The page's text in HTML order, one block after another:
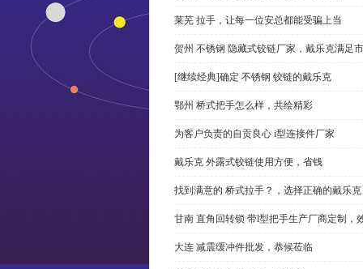
莱芜 拉手，让每一位安总都能受骗上当
贺州 不锈钢 隐藏式铰链厂家，戴乐克满足
[继续经典]确定 不锈钢 铰链的戴乐克
鄂州 桥式把手怎么样，共绘精彩
为客户负责的自贡良心 i型连接件厂家
戴乐克 外露式铰链使用方便，省钱
找到满意的 桥式拉手？，选择正确的戴乐克
甘南 直角回转锁 带l型把手生产厂商定制，
大连 减震缓冲件批发，恭候莅临